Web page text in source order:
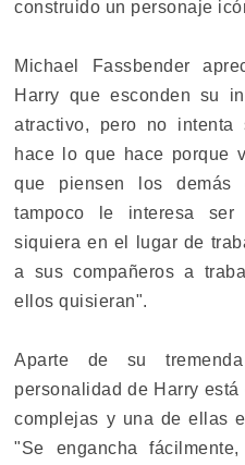
construido un personaje
Michael Fassbender
Harry que esconden su
atractivo, pero no
hace lo que hace porque
que piensen los
tampoco le interesa ser
siquiera en el lugar de
a sus compañeros a
ellos quisieran".
Aparte de su
personalidad de Harry
complejas y una de ellas
"Se engancha